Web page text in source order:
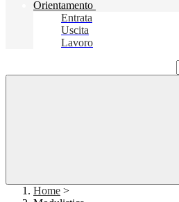
Orientamento
Entrata
Uscita
Lavoro
Home >